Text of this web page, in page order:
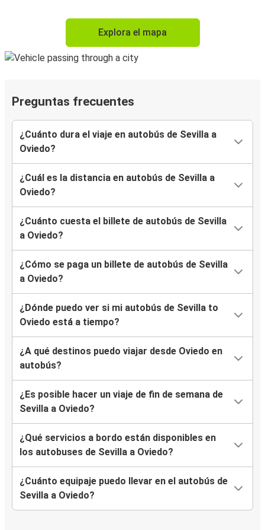
Explora el mapa
Preguntas frecuentes
¿Cuánto dura el viaje en autobús de Sevilla a
Oviedo?
¿Cuál es la distancia en autobús de Sevilla a
Oviedo?
¿Cuánto cuesta el billete de autobús de Sevilla
a Oviedo?
¿Cómo se paga un billete de autobús de Sevilla
a Oviedo?
¿Dónde puedo ver si mi autobús de Sevilla to
Oviedo está a tiempo?
¿A qué destinos puedo viajar desde Oviedo en
autobús?
¿Es posible hacer un viaje de fin de semana de
Sevilla a Oviedo?
¿Qué servicios a bordo están disponibles en
los autobuses de Sevilla a Oviedo?
¿Cuánto equipaje puedo llevar en el autobús de
Sevilla a Oviedo?